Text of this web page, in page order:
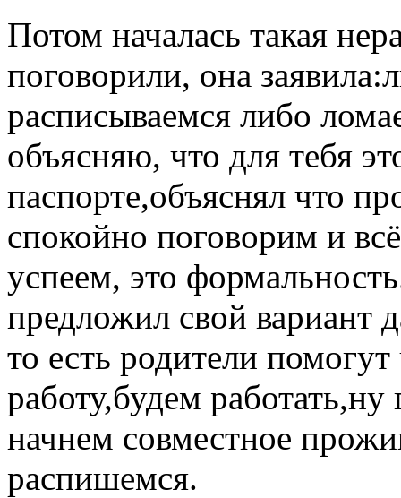
Потом началась такая
поговорили, она
расписываемся либо
объясняю, что для тебя
паспорте,объяснял что
спокойно поговорим и
успеем, это
предложил свой вариант
то есть родители
работу,будем работать,ну
начнем совместное
распишемся.